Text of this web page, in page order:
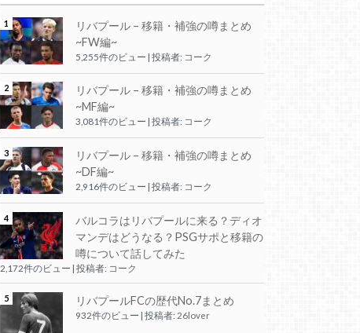
リバプール – 移籍・補強の噂まとめ
~FW編~
5,255件のビュー | 投稿者: コーク
リバプール – 移籍・補強の噂まとめ
~MF編~
3,081件のビュー 投稿者: コーク
リバプール – 移籍・補強の噂まとめ
~DF編~
2,916件のビュー | 投稿者: コーク
バルコラはリバプールに来る？ディオ
マンデはどうなる？PSGサポと移籍の
噂について話してみた
2,172件のビュー | 投稿者: コーク
リバプールFCの歴代No.7まとめ
932件のビュー 投稿者: 26lover